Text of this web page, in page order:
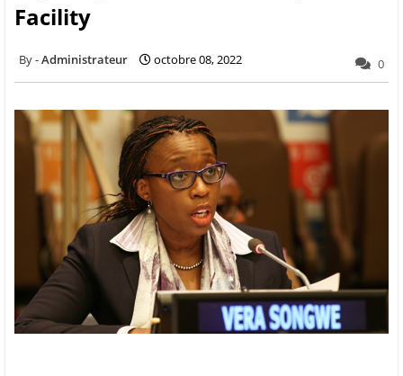
Facility
Administrateur octobre 08, 2022 0